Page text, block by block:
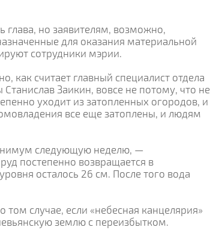
но заявителям, возможно,
для оказания материальной
сотрудники мэрии.
как считает главный специалист отдела
Заикин, вовсе не потому, что не
уходит из затопленных огородов, и
все еще затоплены, и людям
следующую неделю, —
постепенно возвращается в
осталось 26 см. После того вода
случае, если «небесная канцелярия»
землю с переизбытком.